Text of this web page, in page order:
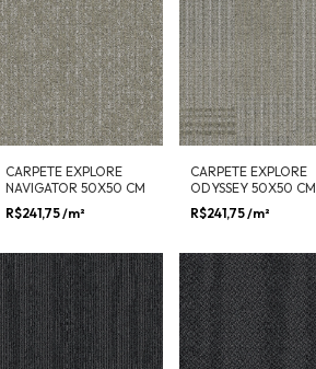
CARPETE EXPLORE
NAVIGATOR 50X50 CM
R$241,75/m²
CARPETE EXPLORE
ODYSSEY 50X50 CM
R$241,75/m²